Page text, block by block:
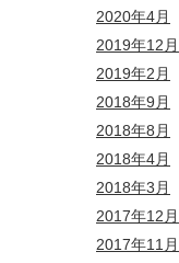
2020年4月
2019年12月
2019年2月
2018年9月
2018年8月
2018年4月
2018年3月
2017年12月
2017年11月